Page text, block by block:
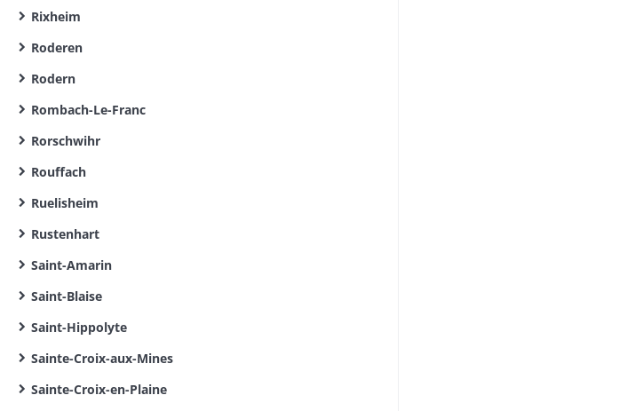
Rixheim
Roderen
Rodern
Rombach-Le-Franc
Rorschwihr
Rouffach
Ruelisheim
Rustenhart
Saint-Amarin
Saint-Blaise
Saint-Hippolyte
Sainte-Croix-aux-Mines
Sainte-Croix-en-Plaine